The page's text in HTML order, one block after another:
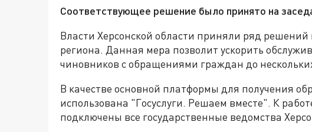
Соответствующее решение было принято на
Власти Херсонской области приняли ряд
региона. Данная мера позволит ускорить
чиновников с обращениями граждан до
В качестве основной платформы для получения
использована "Госуслуги. Решаем вместе". К
подключены все государственные ведомства